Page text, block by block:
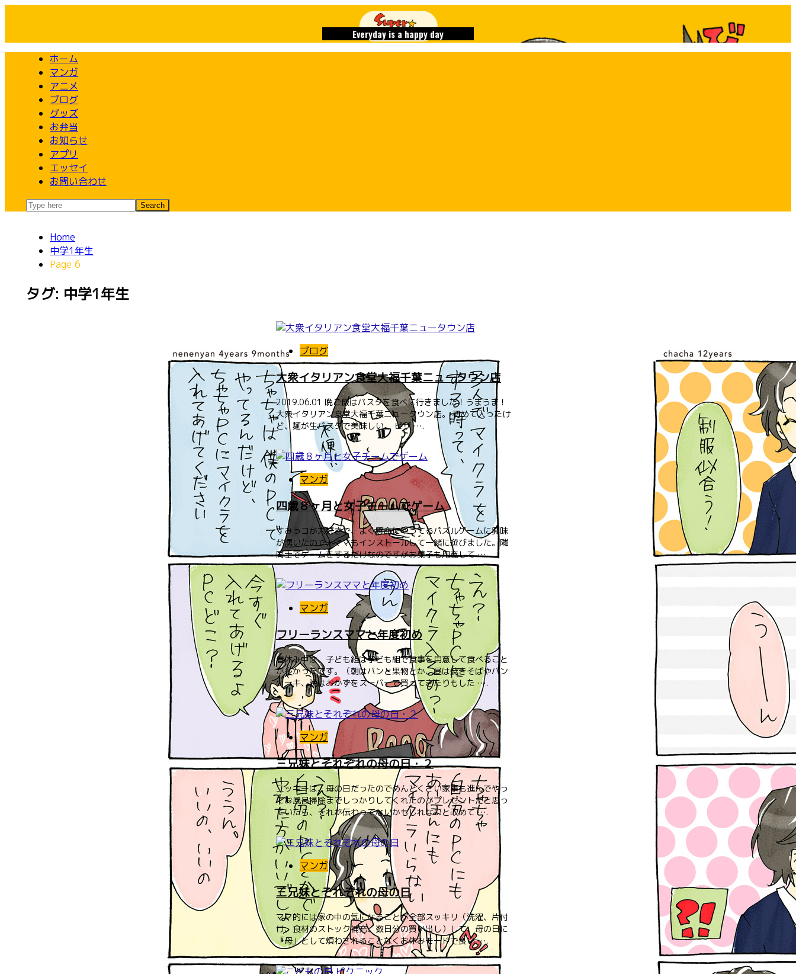
Everyday is a happy day
ホーム
マンガ
アニメ
ブログ
グッズ
お弁当
お知らせ
アプリ
エッセイ
お問い合わせ
Home
中学1年生
Page 6
タグ: 中学1年生
ブログ
大衆イタリアン食堂大福千葉ニュータウン店
2019.06.01 晩ご飯はパスタを食べに行きました！うまうま！
大衆イタリアン食堂大福千葉ニュータウン店。 初めて入ったけ
ど、麺が生パスタで美味しい。 ピザ ….
マンガ
四歳８ヶ月と女子チームでゲーム
すみっコが大好きで、よく懸命にやってるパズルゲームに興味
が湧いたので、ママもインストールして一緒に遊びました。隣
同士でゲームをするだけなのですがお菓子も用意して ….
マンガ
フリーランスママと年度初め
春休み中は、子ども組は子ども組で食事を用意して食べること
が多かったです。（朝はパンと果物とか、昼は焼きそばやパン
ケーキ、晩はおかずをスーパーで買ってきたりもした ….
マンガ
三兄妹とそれぞれの母の日・２
ユッキーは、母の日だったのでめんどくさい家事も進んでやっ
てお風呂掃除までしっかりしてくれたのがプレゼントだと思っ
ていたら、それが伝わってないかもしれないと改めて ….
マンガ
三兄妹とそれぞれの母の日
ママ的には家の中の気になることが全部スッキリ（洗濯、片付
け、食材のストック補充、数日分の買い出し）して、母の日に
「母」として煩わされることなくお休みモードで良い ….